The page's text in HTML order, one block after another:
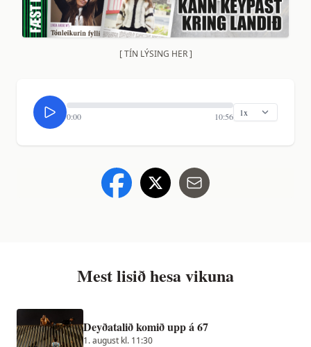
[ TÍN LÝSING HER ]
0:00 10:56
Mest lisið hesa vikuna
Deyðatalið komið upp á 67
1. august kl. 11:30